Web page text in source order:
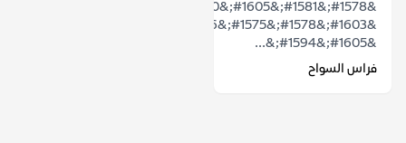
&#1605;&#1594;&...
فراس السواح